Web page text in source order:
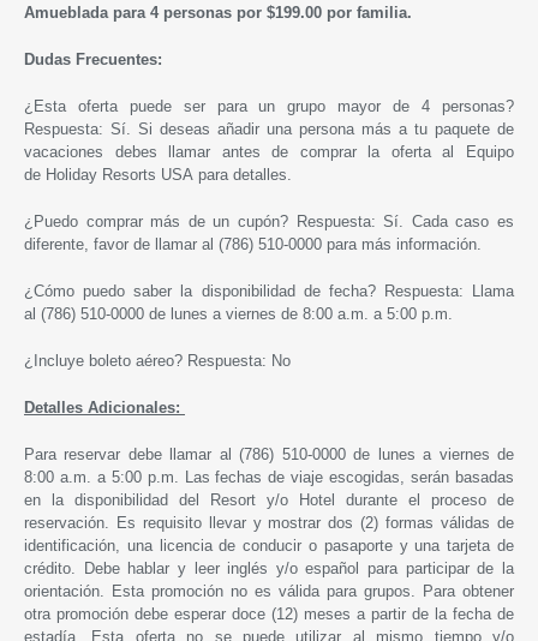
Amueblada para 4 personas por $199.00 por familia.
Dudas Frecuentes:
¿Esta oferta puede ser para un grupo mayor de 4 personas?
Respuesta: Sí. Si deseas añadir una persona más a tu paquete de
vacaciones debes llamar antes de comprar la oferta al Equipo
de Holiday Resorts USA para detalles.
¿Puedo comprar más de un cupón? Respuesta: Sí. Cada caso es
diferente, favor de llamar al (786) 510-0000 para más información.
¿Cómo puedo saber la disponibilidad de fecha? Respuesta: Llama
al (786) 510-0000 de lunes a viernes de 8:00 a.m. a 5:00 p.m.
¿Incluye boleto aéreo? Respuesta: No
Detalles Adicionales:
Para reservar debe llamar al(786) 510-0000de lunes a viernes de
8:00 a.m. a 5:00 p.m. Las fechas de viaje escogidas, serán basadas
en la disponibilidad del Resort y/o Hotel durante el proceso de
reservación. Es requisito llevar y mostrar dos (2) formas válidas de
identificación, una licencia de conducir o pasaporte y una tarjeta de
crédito. Debe hablar y leer inglés y/o español para participar de la
orientación. Esta promoción no es válida para grupos. Para obtener
otra promoción debe esperar doce (12) meses a partir de la fecha de
estadía. Esta oferta no se puede utilizar al mismo tiempo y/o